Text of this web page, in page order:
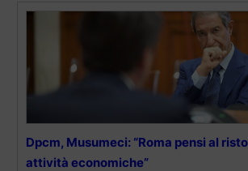
Dpcm, Musumeci: “Roma pensi al
attività economiche”